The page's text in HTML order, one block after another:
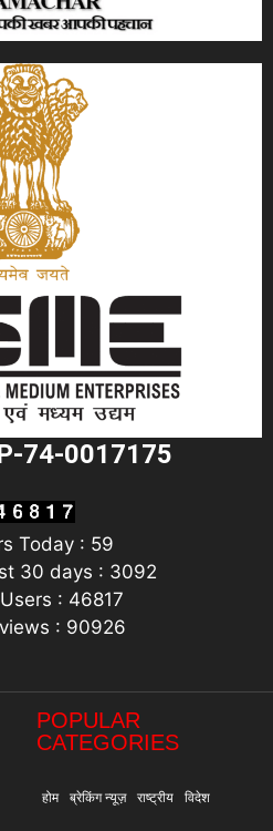
74-0017175
Today : 59
30 days : 3092
: 46817
: 90926
POPULAR
CATEGORIES
होम ब्रेकिंग न्यूज़ राष्ट्रीय विदेश